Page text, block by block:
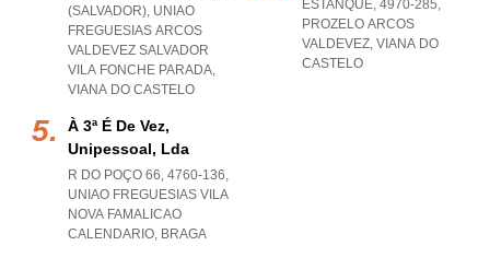
(SALVADOR), UNIAO
FREGUESIAS ARCOS
VALDEVEZ SALVADOR
VILA FONCHE PARADA,
VIANA DO CASTELO
À 3ª É De Vez,
Unipessoal, Lda
R DO POÇO 66, 4760-136,
UNIAO FREGUESIAS VILA
NOVA FAMALICAO
CALENDARIO, BRAGA
ESTANQUE, 4970-285,
PROZELO ARCOS
VALDEVEZ, VIANA DO
CASTELO